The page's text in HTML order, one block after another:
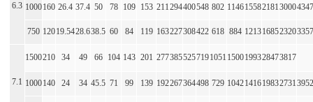
6.3 1000160 26.4 37.4 50 78 109 153 211294400548 802 1146155821813000
750 12019.5428.638.5 60 84 119 163227308422 618 884 121316852320
7.1
1500210 34 49 66 104 143 201 2773855257191051 1500199328473817
1000140 24 34 45.5 71 99 139 192267364498 729 1042141619832731